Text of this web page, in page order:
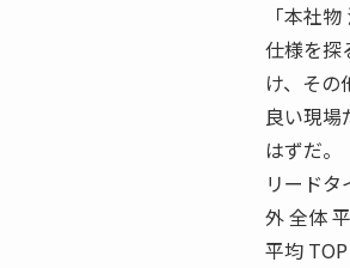
「本社
仕様を探
け、その
良い現場
はずだ。
リード
外 全体
平均